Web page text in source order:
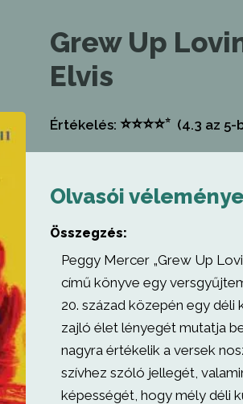
Grew Up
Elvis
Értékelés: ⭐⭐⭐⭐⭐ (4.3 az 5-
Olvasói
Összegzés:
Peggy Mercer „Grew Up
című könyve egy
20. század közepén egy déli
zajló élet lényegét mutatja
nagyra értékelik a versek
szívhez szóló jellegét,
képességét, hogy mély déli